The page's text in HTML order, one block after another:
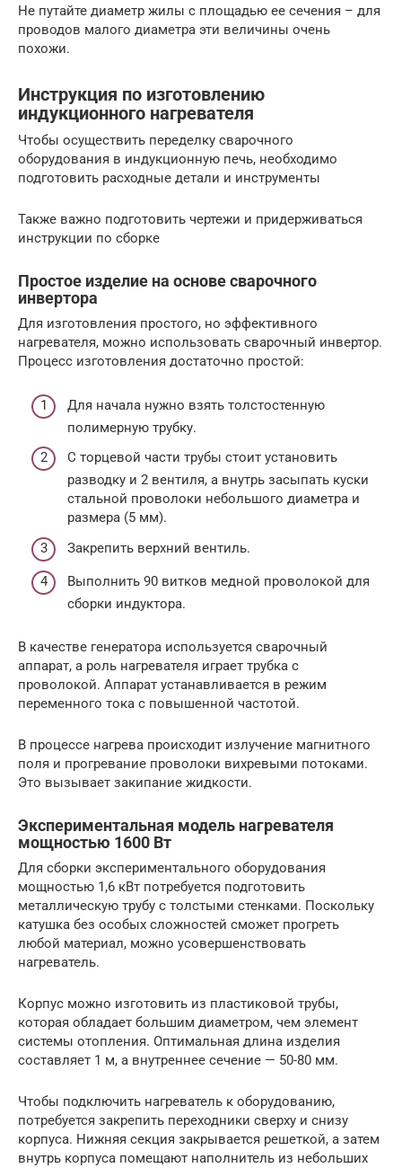
Не путайте диаметр жилы с площадью ее сечения – для
проводов малого диаметра эти величины очень
похожи.
Инструкция по изготовлению
индукционного нагревателя
Чтобы осуществить переделку сварочного
оборудования в индукционную печь, необходимо
подготовить расходные детали и инструменты
Также важно подготовить чертежи и придерживаться
инструкции по сборке
Простое изделие на основе сварочного
инвертора
Для изготовления простого, но эффективного
нагревателя, можно использовать сварочный инвертор.
Процесс изготовления достаточно простой:
Для начала нужно взять толстостенную
полимерную трубку.
С торцевой части трубы стоит установить
разводку и 2 вентиля, а внутрь засыпать куски
стальной проволоки небольшого диаметра и
размера (5 мм).
Закрепить верхний вентиль.
Выполнить 90 витков медной проволокой для
сборки индуктора.
В качестве генератора используется сварочный
аппарат, а роль нагревателя играет трубка с
проволокой. Аппарат устанавливается в режим
переменного тока с повышенной частотой.
В процессе нагрева происходит излучение магнитного
поля и прогревание проволоки вихревыми потоками.
Это вызывает закипание жидкости.
Экспериментальная модель нагревателя
мощностью 1600 Вт
Для сборки экспериментального оборудования
мощностью 1,6 кВт потребуется подготовить
металлическую трубу с толстыми стенками. Поскольку
катушка без особых сложностей сможет прогреть
любой материал, можно усовершенствовать
нагреватель.
Корпус можно изготовить из пластиковой трубы,
которая обладает большим диаметром, чем элемент
системы отопления. Оптимальная длина изделия
составляет 1 м, а внутреннее сечение — 50-80 мм.
Чтобы подключить нагреватель к оборудованию,
потребуется закрепить переходники сверху и снизу
корпуса. Нижняя секция закрывается решеткой, а затем
внутрь корпуса помещают наполнитель из небольших